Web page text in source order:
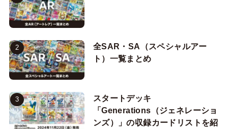
全SAR・SA（スペシャルアー
ト）一覧まとめ
スタートデッキ
「Generations（ジェネレーショ
ンズ）」の収録カードリストを紹